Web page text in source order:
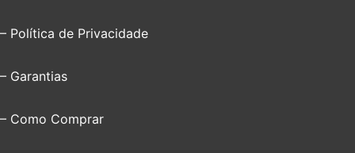
– Política de Privacidade
– Garantias
– Como Comprar